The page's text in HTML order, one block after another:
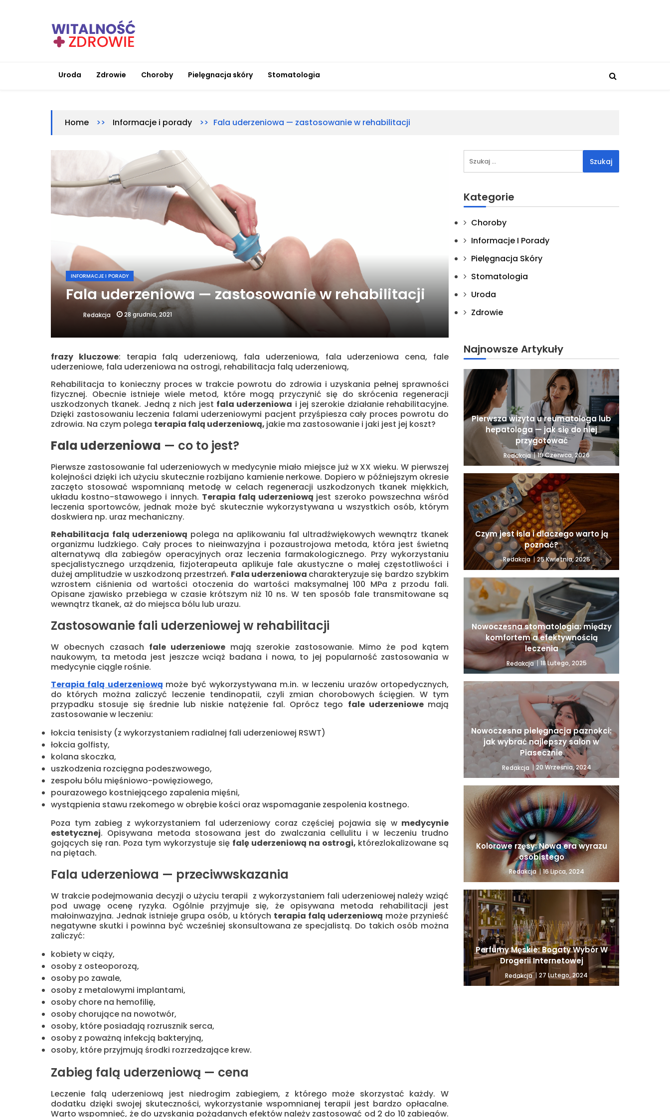
Uroda Zdrowie Choroby Pielęgnacja skóry Stomatologia
Home >> Informacje i porady >> Fala uderzeniowa — zastosowanie w rehabilitacji
INFORMACJE I PORADY
Fala uderzeniowa — zastosowanie w rehabilitacji
Redakcja 28 grudnia, 2021
frazy kluczowe: terapia falą uderzeniową, fala uderzeniowa, fala uderzeniowa cena, fale
uderzeniowe, fala uderzeniowa na ostrogi, rehabilitacja falą uderzeniową,
Rehabilitacja to konieczny proces w trakcie powrotu do zdrowia i uzyskania pełnej sprawności
fizycznej. Obecnie istnieje wiele metod, które mogą przyczynić się do skrócenia regeneracji
uszkodzonych tkanek. Jedną z nich jest fala uderzeniowa i jej szerokie działanie rehabilitacyjne.
Dzięki zastosowaniu leczenia falami uderzeniowymi pacjent przyśpiesza cały proces powrotu do
zdrowia. Na czym polega terapia falą uderzeniową, jakie ma zastosowanie i jaki jest jej koszt?
Fala uderzeniowa — co to jest?
Pierwsze zastosowanie fal uderzeniowych w medycynie miało miejsce już w XX wieku. W pierwszej
kolejności dzięki ich użyciu skutecznie rozbijano kamienie nerkowe. Dopiero w późniejszym okresie
zaczęto stosować wspomnianą metodę w celach regeneracji uszkodzonych tkanek miękkich,
układu kostno-stawowego i innych. Terapia falą uderzeniową jest szeroko powszechna wśród
leczenia sportowców, jednak może być skutecznie wykorzystywana u wszystkich osób, którym
doskwiera np. uraz mechaniczny.
Rehabilitacja falą uderzeniową polega na aplikowaniu fal ultradźwiękowych wewnątrz tkanek
organizmu ludzkiego. Cały proces to nieinwazyjna i pozaustrojowa metoda, która jest świetną
alternatywą dla zabiegów operacyjnych oraz leczenia farmakologicznego. Przy wykorzystaniu
specjalistycznego urządzenia, fizjoterapeuta aplikuje fale akustyczne o małej częstotliwości i
dużej amplitudzie w uszkodzoną przestrzeń. Fala uderzeniowa charakteryzuje się bardzo szybkim
wzrostem ciśnienia od wartości otoczenia do wartości maksymalnej 100 MPa z przodu fali.
Opisane zjawisko przebiega w czasie krótszym niż 10 ns. W ten sposób fale transmitowane są
wewnątrz tkanek, aż do miejsca bólu lub urazu.
Zastosowanie fali uderzeniowej w rehabilitacji
W obecnych czasach fale uderzeniowe mają szerokie zastosowanie. Mimo że pod kątem
naukowym, ta metoda jest jeszcze wciąż badana i nowa, to jej popularność zastosowania w
medycynie ciągle rośnie.
Terapia falą uderzeniową może być wykorzystywana m.in. w leczeniu urazów ortopedycznych,
do których można zaliczyć leczenie tendinopatii, czyli zmian chorobowych ścięgien. W tym
przypadku stosuje się średnie lub niskie natężenie fal. Oprócz tego fale uderzeniowe mają
zastosowanie w leczeniu:
łokcia tenisisty (z wykorzystaniem radialnej fali uderzeniowej RSWT)
łokcia golfisty,
kolana skoczka,
uszkodzenia rozcięgna podeszwowego,
zespołu bólu mięśniowo-powięziowego,
pourazowego kostniejącego zapalenia mięśni,
wystąpienia stawu rzekomego w obrębie kości oraz wspomaganie zespolenia kostnego.
Poza tym zabieg z wykorzystaniem fal uderzeniowy coraz częściej pojawia się w medycynie
estetycznej. Opisywana metoda stosowana jest do zwalczania cellulitu i w leczeniu trudno
gojących się ran. Poza tym wykorzystuje się falę uderzeniową na ostrogi, którezlokalizowane są
na piętach.
Fala uderzeniowa — przeciwwskazania
W trakcie podejmowania decyzji o użyciu terapii z wykorzystaniem fali uderzeniowej należy wziąć
pod uwagę ocenę ryzyka. Ogólnie przyjmuje się, że opisywana metoda rehabilitacji jest
małoinwazyjna. Jednak istnieje grupa osób, u których terapia falą uderzeniową może przynieść
negatywne skutki i powinna być wcześniej skonsultowana ze specjalistą. Do takich osób można
zaliczyć:
kobiety w ciąży,
osoby z osteoporozą,
osoby po zawale,
osoby z metalowymi implantami,
osoby chore na hemofilię,
osoby chorujące na nowotwór,
osoby, które posiadają rozrusznik serca,
osoby z poważną infekcją bakteryjną,
osoby, które przyjmują środki rozrzedzające krew.
Zabieg falą uderzeniową — cena
Leczenie falą uderzeniową jest niedrogim zabiegiem, z którego może skorzystać każdy. W
dodatku dzięki swojej skuteczności, wykorzystanie wspomnianej terapii jest bardzo opłacalne.
Warto wspomnieć, że do uzyskania pożądanych efektów należy zastosować od 2 do 10 zabiegów.
Kategorie
Choroby
Informacje I Porady
Pielęgnacja Skóry
Stomatologia
Uroda
Zdrowie
Najnowsze Artykuły
Pierwsza wizyta u reumatologa lub
hepatologa — jak się do niej
przygotować
Redakcja 19 Czerwca, 2026
Czym jest isla i dlaczego warto ją
poznać?
Redakcja 25 Kwietnia, 2025
Nowoczesna stomatologia: między
komfortem a efektywnością
leczenia
Redakcja 18 Lutego, 2025
Nowoczesna pielęgnacja paznokci:
jak wybrać najlepszy salon w
Piasecznie
Redakcja 20 Września, 2024
Kolorowe rzęsy: Nowa era wyrazu
osobistego
Redakcja 16 Lipca, 2024
Perfumy Męskie: Bogaty Wybór W
Drogerii Internetowej
Redakcja 27 Lutego, 2024